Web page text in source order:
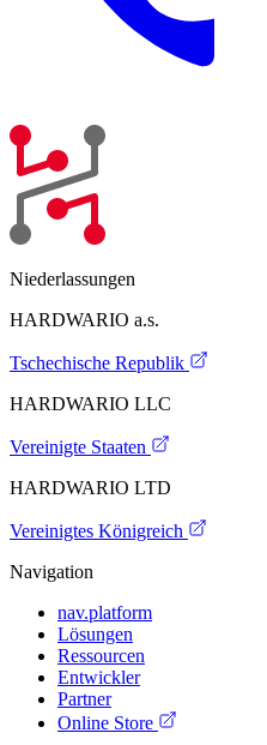
Niederlassungen
HARDWARIO a.s.
Tschechische Republik
HARDWARIO LLC
Vereinigte Staaten
HARDWARIO LTD
Vereinigtes Königreich
Navigation
nav.platform
Lösungen
Ressourcen
Entwickler
Partner
Online Store